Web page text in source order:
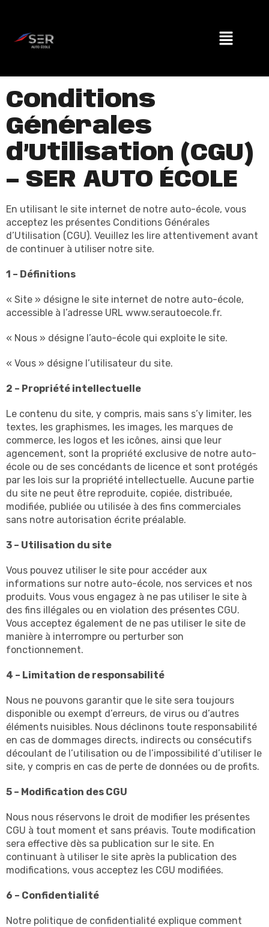
Conditions
Générales
d’Utilisation (CGU)
– SER AUTO ÉCOLE
En utilisant le site internet de notre auto-école, vous
acceptez les présentes Conditions Générales
d’Utilisation (CGU). Veuillez les lire attentivement avant
de continuer à utiliser notre site.
1 – Définitions
« Site » désigne le site internet de notre auto-école,
accessible à l’adresse URL www.serautoecole.fr.
« Nous » désigne l’auto-école qui exploite le site.
« Vous » désigne l’utilisateur du site.
2 – Propriété intellectuelle
Le contenu du site, y compris, mais sans s’y limiter, les
textes, les graphismes, les images, les marques de
commerce, les logos et les icônes, ainsi que leur
agencement, sont la propriété exclusive de notre auto-
école ou de ses concédants de licence et sont protégés
par les lois sur la propriété intellectuelle. Aucune partie
du site ne peut être reproduite, copiée, distribuée,
modifiée, publiée ou utilisée à des fins commerciales
sans notre autorisation écrite préalable.
3 – Utilisation du site
Vous pouvez utiliser le site pour accéder aux
informations sur notre auto-école, nos services et nos
produits. Vous vous engagez à ne pas utiliser le site à
des fins illégales ou en violation des présentes CGU.
Vous acceptez également de ne pas utiliser le site de
manière à interrompre ou perturber son
fonctionnement.
4 – Limitation de responsabilité
Nous ne pouvons garantir que le site sera toujours
disponible ou exempt d’erreurs, de virus ou d’autres
éléments nuisibles. Nous déclinons toute responsabilité
en cas de dommages directs, indirects ou consécutifs
découlant de l’utilisation ou de l’impossibilité d’utiliser le
site, y compris en cas de perte de données ou de profits.
5 – Modification des CGU
Nous nous réservons le droit de modifier les présentes
CGU à tout moment et sans préavis. Toute modification
sera effective dès sa publication sur le site. En
continuant à utiliser le site après la publication des
modifications, vous acceptez les CGU modifiées.
6 – Confidentialité
Notre politique de confidentialité explique comment